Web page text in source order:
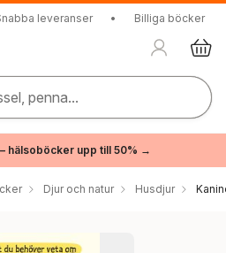
leveranser • Billiga böcker
penna...
hälsoböcker upp till 50% →
Djur och natur Husdjur